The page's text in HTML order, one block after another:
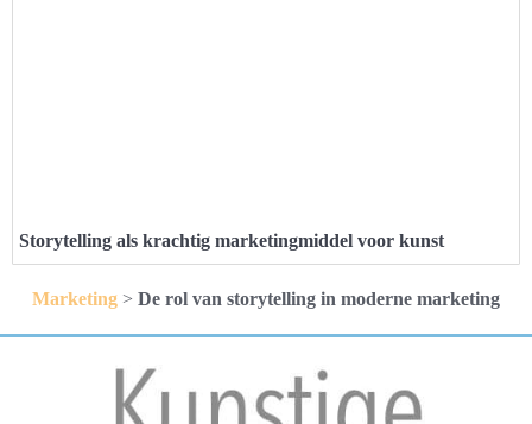
Storytelling als krachtig marketingmiddel voor kunst
Marketing > De rol van storytelling in moderne marketing